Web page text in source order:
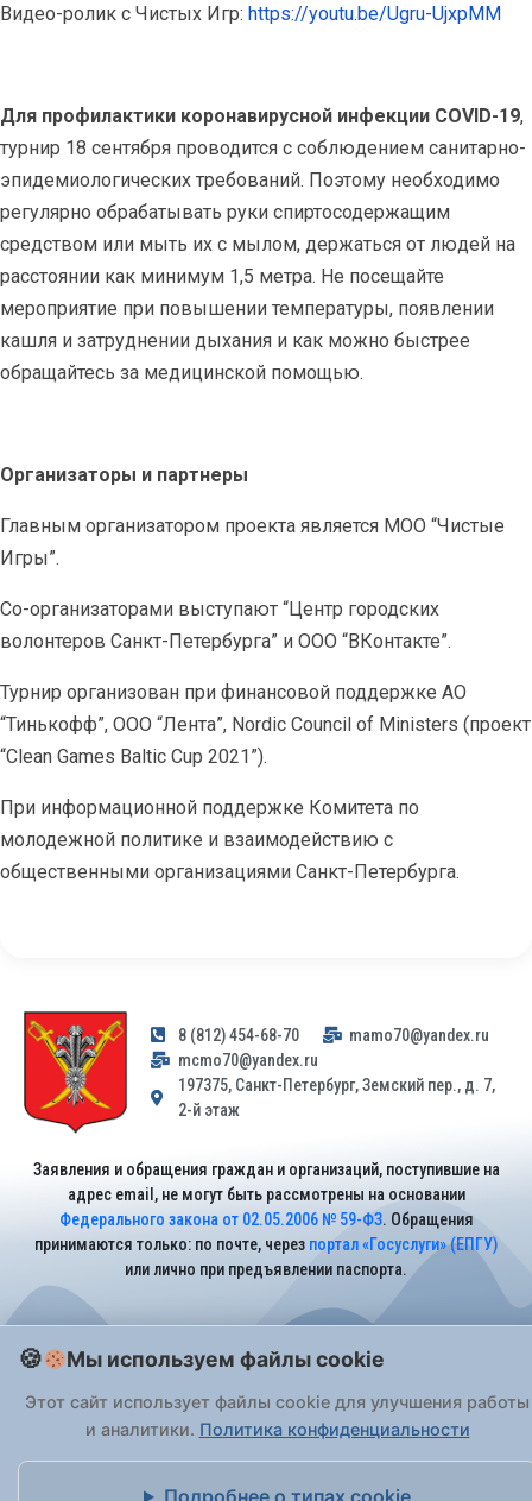
Видео-ролик с Чистых Игр: https://youtu.be/Ugru-UjxpMM
Для профилактики коронавирусной инфекции COVID-19,
турнир 18 сентября проводится с соблюдением санитарно-
эпидемиологических требований. Поэтому необходимо
регулярно обрабатывать руки спиртосодержащим
средством или мыть их с мылом, держаться от людей на
расстоянии как минимум 1,5 метра. Не посещайте
мероприятие при повышении температуры, появлении
кашля и затруднении дыхания и как можно быстрее
обращайтесь за медицинской помощью.
Организаторы и партнеры
Главным организатором проекта является МОО “Чистые
Игры”.
Со-организаторами выступают “Центр городских
волонтеров Санкт-Петербурга” и ООО “ВКонтакте”.
Турнир организован при финансовой поддержке АО
“Тинькофф”, ООО “Лента”, Nordic Council of Ministers (проект
“Clean Games Baltic Cup 2021”).
При информационной поддержке Комитета по
молодежной политике и взаимодействию с
общественными организациями Санкт-Петербурга.
8 (812) 454-68-70
mamo70@yandex.ru
mcmo70@yandex.ru
197375, Санкт-Петербург, Земский пер., д. 7,
2-й этаж
Заявления и обращения граждан и организаций, поступившие на
адрес email, не могут быть рассмотрены на основании
Федерального закона от 02.05.2006 № 59-ФЗ. Обращения
принимаются только: по почте, через портал «Госуслуги» (ЕПГУ)
или лично при предъявлении паспорта.
Мы используем файлы cookie
Этот сайт использует файлы cookie для улучшения работы
и аналитики. Политика конфиденциальности
Подробнее о типах cookie